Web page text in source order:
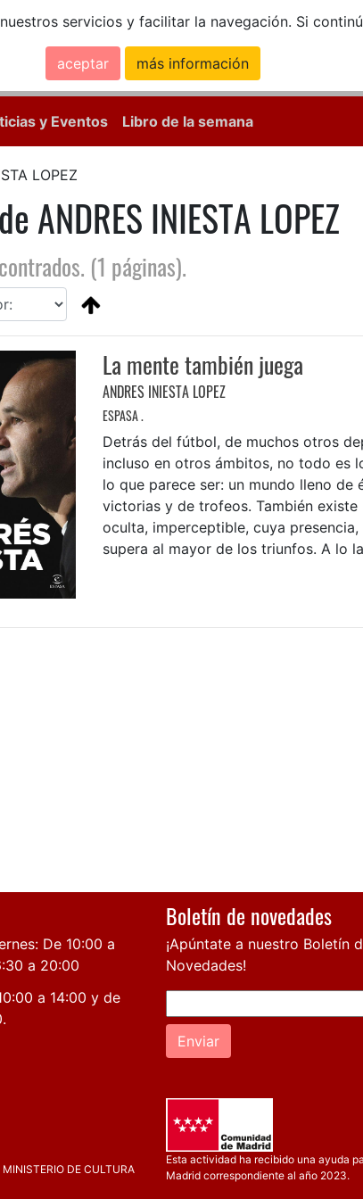
servicios y facilitar la navegación. Si
aceptar más información
y Eventos Libro de la semana
LOPEZ
ANDRES INIESTA LOPEZ
(1 páginas).
La mente también juega
ANDRES INIESTA LOPEZ
ESPASA .
Detrás del fútbol, de muchos otros
incluso en otros ámbitos, no todo es
lo que parece ser: un mundo lleno de
victorias y de trofeos. También existe
oculta, imperceptible, cuya presencia,
supera al mayor de los triunfos. A lo
De 10:00 a
a 20:00
a 14:00 y de
Boletín de novedades
¡Apúntate a nuestro Boletín
Novedades!
Enviar
DE CULTURA
Esta actividad ha recibido una ayuda
Madrid correspondiente al año 2023.